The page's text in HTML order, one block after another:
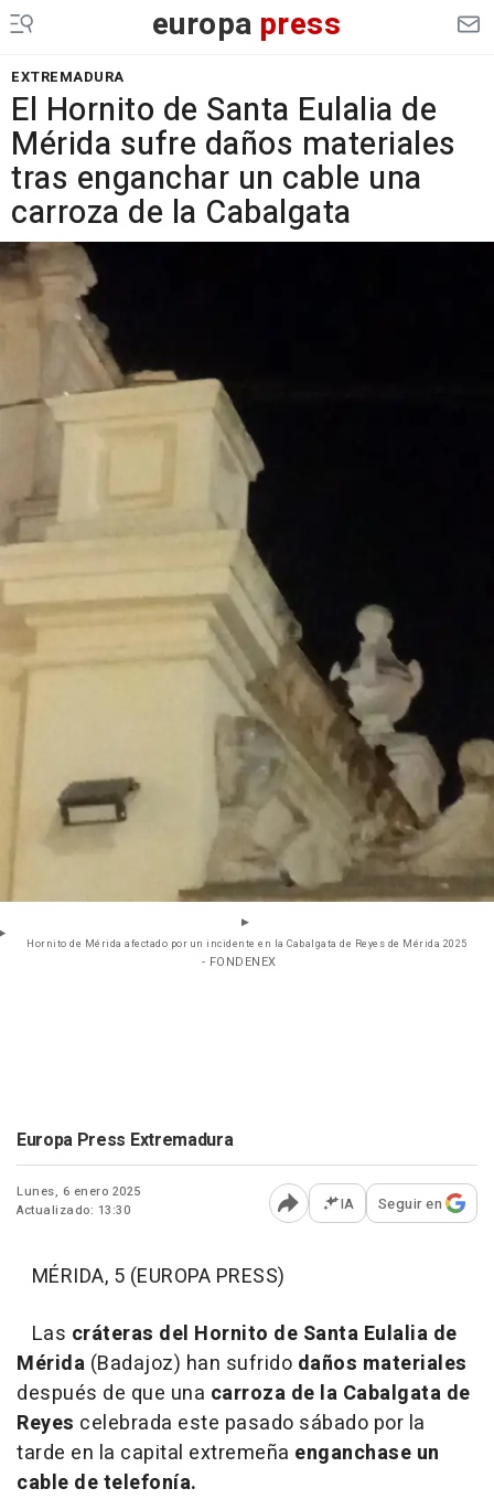
europa press
EXTREMADURA
El Hornito de Santa Eulalia de
Mérida sufre daños materiales
tras enganchar un cable una
carroza de la Cabalgata
Hornito de Mérida afectado por un incidente en la Cabalgata de Reyes de Mérida 2025
- FONDENEX
Europa Press Extremadura
Lunes, 6 enero 2025
Actualizado: 13:30
Abrir opciones para
IA Seguir en
MÉRIDA, 5 (EUROPA PRESS)
Las cráteras del Hornito de Santa Eulalia de
Mérida (Badajoz) han sufrido daños materiales
después de que una carroza de la Cabalgata de
Reyes celebrada este pasado sábado por la
tarde en la capital extremeña enganchase un
cable de telefonía.